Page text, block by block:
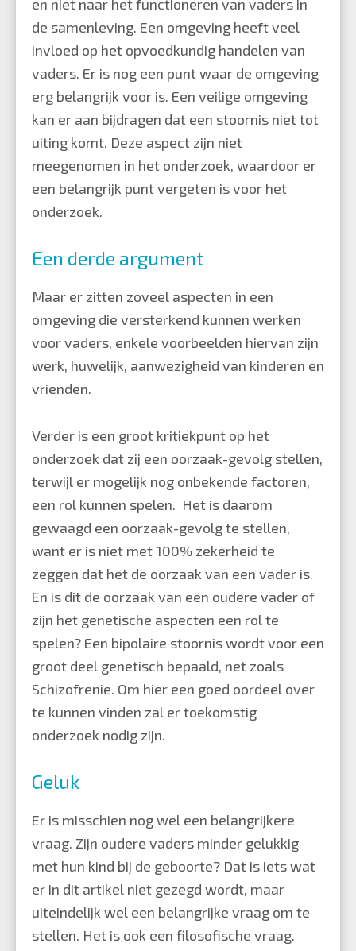
en niet naar het functioneren van vaders in
de samenleving. Een omgeving heeft veel
invloed op het opvoedkundig handelen van
vaders. Er is nog een punt waar de omgeving
erg belangrijk voor is. Een veilige omgeving
kan er aan bijdragen dat een stoornis niet tot
uiting komt. Deze aspect zijn niet
meegenomen in het onderzoek, waardoor er
een belangrijk punt vergeten is voor het
onderzoek.
Een derde argument
Maar er zitten zoveel aspecten in een
omgeving die versterkend kunnen werken
voor vaders, enkele voorbeelden hiervan zijn
werk, huwelijk, aanwezigheid van kinderen en
vrienden.
Verder is een groot kritiekpunt op het
onderzoek dat zij een oorzaak-gevolg stellen,
terwijl er mogelijk nog onbekende factoren,
een rol kunnen spelen. Het is daarom
gewaagd een oorzaak-gevolg te stellen,
want er is niet met 100% zekerheid te
zeggen dat het de oorzaak van een vader is.
En is dit de oorzaak van een oudere vader of
zijn het genetische aspecten een rol te
spelen? Een bipolaire stoornis wordt voor een
groot deel genetisch bepaald, net zoals
Schizofrenie. Om hier een goed oordeel over
te kunnen vinden zal er toekomstig
onderzoek nodig zijn.
Geluk
Er is misschien nog wel een belangrijkere
vraag. Zijn oudere vaders minder gelukkig
met hun kind bij de geboorte? Dat is iets wat
er in dit artikel niet gezegd wordt, maar
uiteindelijk wel een belangrijke vraag om te
stellen. Het is ook een filosofische vraag.